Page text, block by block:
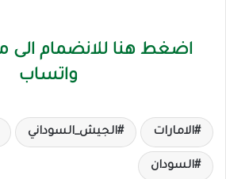
اضغط هنا للانضمام الى
واتساب
الامارات الجيش_السوداني
السودان